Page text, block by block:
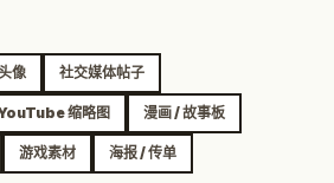
像 社交媒体帖子
缩略图 漫画 / 故事板
游戏素材 海报 / 传单